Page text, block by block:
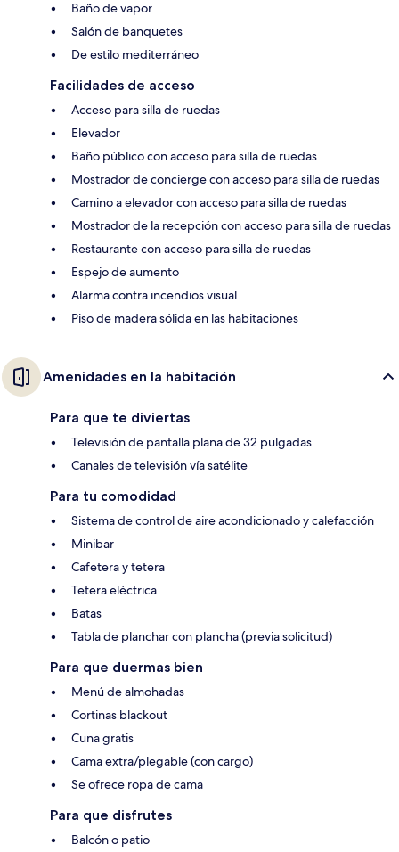
Baño de vapor
Salón de banquetes
De estilo mediterráneo
Facilidades de acceso
Acceso para silla de ruedas
Elevador
Baño público con acceso para silla de ruedas
Mostrador de concierge con acceso para silla de ruedas
Camino a elevador con acceso para silla de ruedas
Mostrador de la recepción con acceso para silla de ruedas
Restaurante con acceso para silla de ruedas
Espejo de aumento
Alarma contra incendios visual
Piso de madera sólida en las habitaciones
Amenidades en la habitación
Para que te diviertas
Televisión de pantalla plana de 32 pulgadas
Canales de televisión vía satélite
Para tu comodidad
Sistema de control de aire acondicionado y calefacción
Minibar
Cafetera y tetera
Tetera eléctrica
Batas
Tabla de planchar con plancha (previa solicitud)
Para que duermas bien
Menú de almohadas
Cortinas blackout
Cuna gratis
Cama extra/plegable (con cargo)
Se ofrece ropa de cama
Para que disfrutes
Balcón o patio